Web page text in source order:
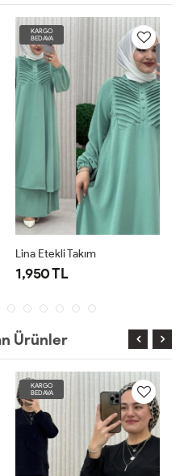
KARGO
BEDAVA
Lina Etekli Takım
1,950 TL
Ürünler
KARGO
BEDAVA